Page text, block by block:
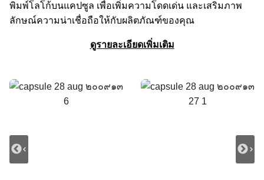
พิมพ์โลโก้บนแคปซูล เพื่อเพิ่มความโดดเด่น และเสริมภาพ
ลักษณ์ความน่าเชื่อถือให้กับผลิตภัณฑ์ของคุณ
ดูรายละเอียดเพิ่มเติม